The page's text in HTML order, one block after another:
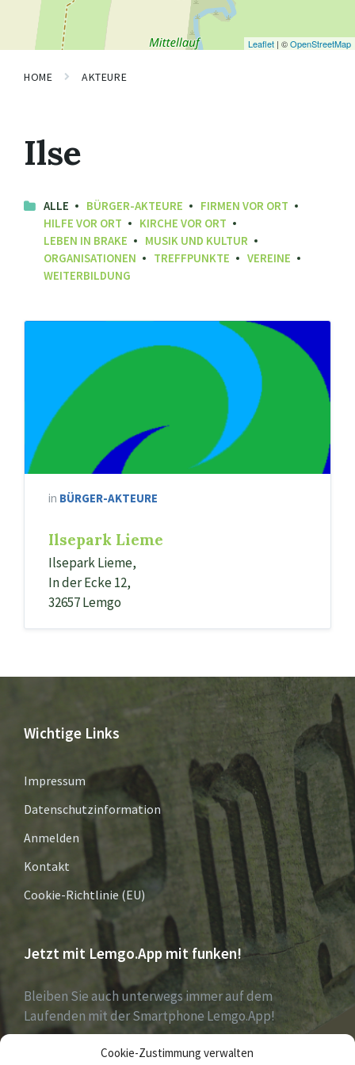
Cookie-Zustimmung verwalten
Leaflet | ©OpenStreetMap
HOME AKTEURE
Ilse
ALLE BÜRGER-AKTEURE
FIRMEN VOR ORT
HILFE VOR ORT
KIRCHE VOR ORT
LEBEN IN BRAKE
MUSIK UND KULTUR
ORGANISATIONEN
TREFFPUNKTE
VEREINE
WEITERBILDUNG
in BÜRGER-AKTEURE
Ilsepark Lieme
Ilsepark Lieme,
In der Ecke 12,
32657 Lemgo
Wichtige Links
Impressum
Datenschutzinformation
Anmelden
Kontakt
Cookie-Richtlinie (EU)
Jetzt mit Lemgo.App mit funken!
Bleiben Sie auch unterwegs immer auf dem
Laufenden mit der Smartphone Lemgo.App!
Jetzt laden für iOS & Android